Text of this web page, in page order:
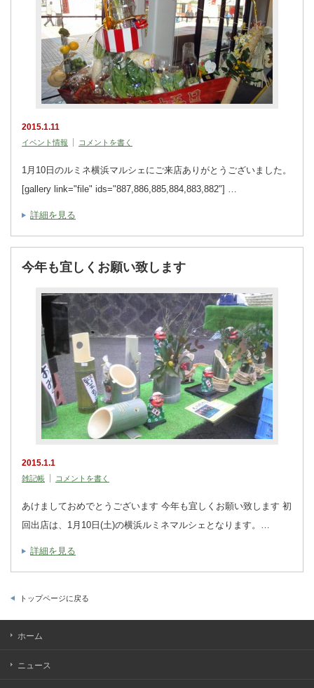
2015.1.11
イベント情報 コメントを書く
1月10日のルミネ横浜マルシェにご来店ありがとうございました。
[gallery link="file" ids="887,886,885,884,883,882"] …
詳細を見る
今年も宜しくお願い致します
2015.1.1
雑記帳 コメントを書く
あけましておめでとうございます 今年も宜しくお願い致します 初
回出店は、1月10日(土)の横浜ルミネマルシェとなります。…
詳細を見る
トップページに戻る
ホーム
ニュース